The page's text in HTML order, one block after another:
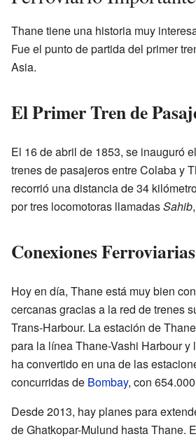
Thane tiene una historia muy
Fue el punto de partida del primer
Asia.
El Primer Tren de
El 16 de abril de 1853, se inauguró
trenes de pasajeros entre Colaba y
recorrió una distancia de 34
por tres locomotoras llamadasSahib,
Conexiones
Hoy en día, Thane está muy bien
cercanas gracias a la red de trenes
Trans-Harbour. La estación de
para la línea Thane-Vashi Harbour y
ha convertido en una de las
concurridas de Bombay, con
Desde 2013, hay planes para
de Ghatkopar-Mulund hasta Thane.